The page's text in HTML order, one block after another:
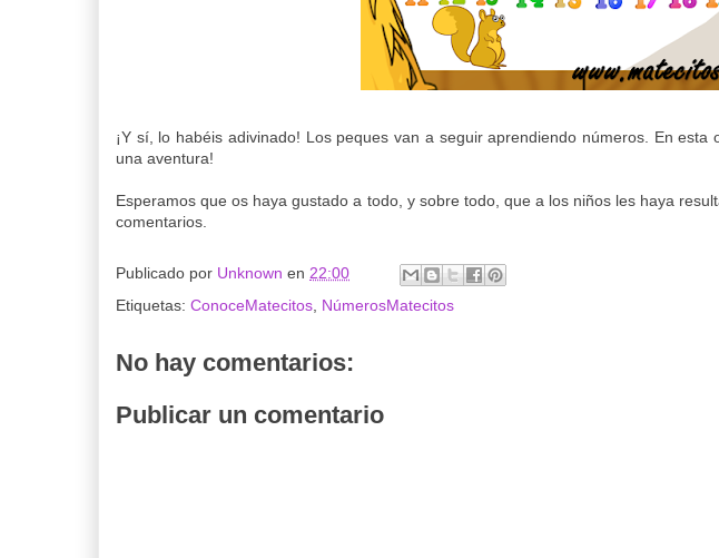
¡Y sí, lo habéis adivinado! Los peques van a seguir aprendiendo números. En esta
una aventura!
Esperamos que os haya gustado a todo, y sobre todo, que a los niños les haya
comentarios.
Publicado por Unknown en 22:00
Etiquetas: ConoceMatecitos NúmerosMatecitos
No hay comentarios:
Publicar un comentario